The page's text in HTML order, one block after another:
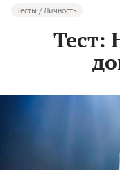
Тесты / Личность
Тест: